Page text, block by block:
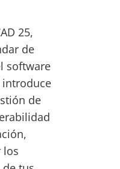
25,
de
software
introduce
de
los